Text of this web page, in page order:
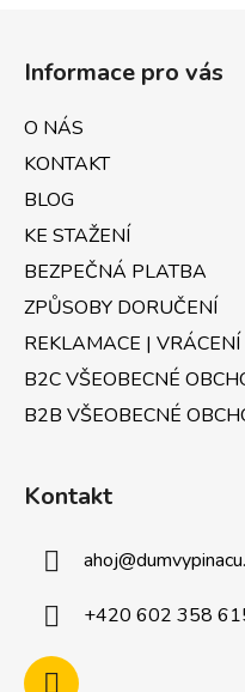
Informace pro vás
O NÁS
KONTAKT
BLOG
KE STAŽENÍ
BEZPEČNÁ PLATBA
ZPŮSOBY DORUČENÍ
REKLAMACE |
B2C VŠEOBECNÉ
B2B VŠEOBECNÉ
Kontakt
ahoj@
+420 602 358